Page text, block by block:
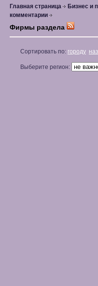
Главная страница Бизнес и
комментарии
Фирмы раздела
Сортировать по: городу
Выберите регион: